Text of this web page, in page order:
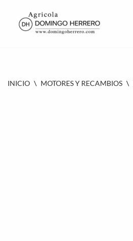
SALTAR
INICIO \ MOTORES Y RECAMBIOS \